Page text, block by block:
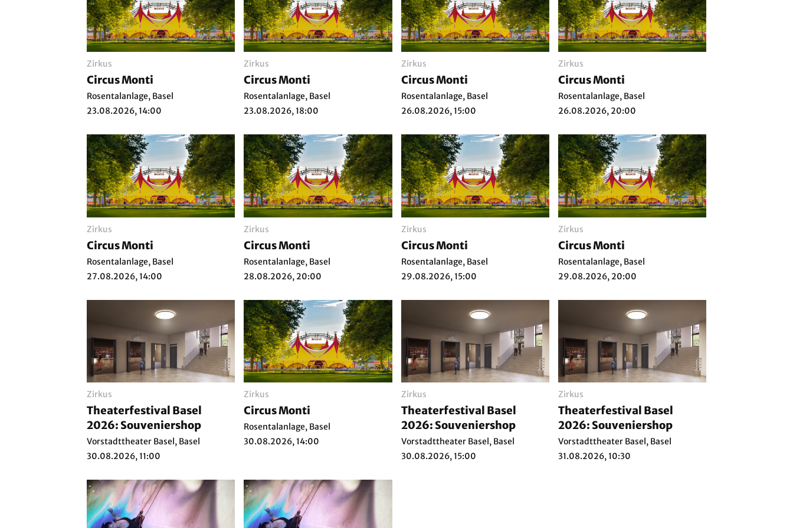
Zirkus
Circus Monti
Rosentalanlage, Basel
23.08.2026, 14:00
Zirkus
Circus Monti
Rosentalanlage, Basel
23.08.2026, 18:00
Zirkus
Circus Monti
Rosentalanlage, Basel
26.08.2026, 15:00
Zirkus
Circus Monti
Rosentalanlage, Basel
26.08.2026, 20:00
Zirkus
Circus Monti
Rosentalanlage, Basel
27.08.2026, 14:00
Zirkus
Circus Monti
Rosentalanlage, Basel
28.08.2026, 20:00
Zirkus
Circus Monti
Rosentalanlage, Basel
29.08.2026, 15:00
Zirkus
Circus Monti
Rosentalanlage, Basel
29.08.2026, 20:00
Zirkus
Theaterfestival Basel
2026: Souveniershop
Vorstadttheater Basel, Basel
30.08.2026, 11:00
Zirkus
Circus Monti
Rosentalanlage, Basel
30.08.2026, 14:00
Zirkus
Theaterfestival Basel
2026: Souveniershop
Vorstadttheater Basel, Basel
30.08.2026, 15:00
Zirkus
Theaterfestival Basel
2026: Souveniershop
Vorstadttheater Basel, Basel
31.08.2026, 10:30